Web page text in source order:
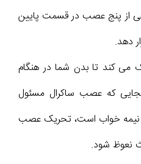
از پنج عصب در قسمت پایین
دهد.
کند تا بدن شما در هنگام
که عصب ساکرال مسئول
نیمه خواب است، تحریک عصب
نعوظ شود.